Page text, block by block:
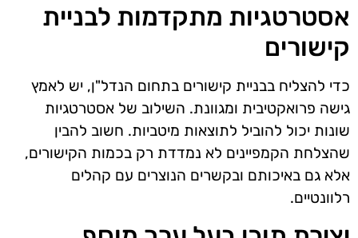
אסטרטגיות מתקדמות לבניית
קישורים
כדי להצליח בבניית קישורים בתחום הנדל"ן, יש לאמץ
גישה פרואקטיבית ומגוונת. השילוב של אסטרטגיות
שונות יכול להוביל לתוצאות מיטביות. חשוב להבין
שהצלחת הקמפיינים לא נמדדת רק בכמות הקישורים,
אלא גם באיכותם ובקשרים הנוצרים עם קהלים
רלוונטיים.